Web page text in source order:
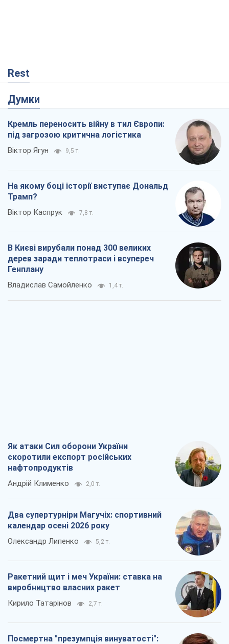
Rest
Думки
Кремль переносить війну в тил Європи:
під загрозою критична логістика
Віктор Ягун 9,5 т.
На якому боці історії виступає Дональд
Трамп?
Віктор Каспрук 7,8 т.
В Києві вирубали понад 300 великих
дерев заради теплотраси і всупереч
Генплану
Владислав Самойленко 1,4 т.
Як атаки Сил оборони України
скоротили експорт російських
нафтопродуктів
Андрій Клименко 2,0 т.
Два супертурніри Магучіх: спортивний
календар осені 2026 року
Олександр Липенко 5,2 т.
Ракетний щит і меч України: ставка на
виробництво власних ракет
Кирило Татарінов 2,7 т.
Посмертна "презумпція винуватості":